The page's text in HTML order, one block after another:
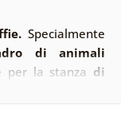
Specialmente
di animali
per la stanza di
Animali